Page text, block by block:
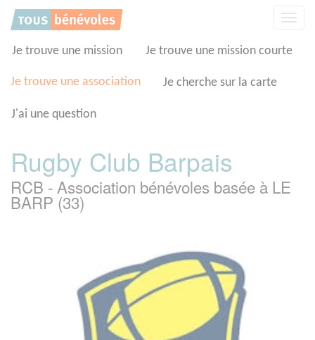
Je trouve une mission Je trouve une mission courte
Je trouve une association Je cherche sur la carte
J'ai une question
Rugby Club Barpais
RCB - Association bénévoles basée à LE
BARP (33)
Panneau de gestion des cookies